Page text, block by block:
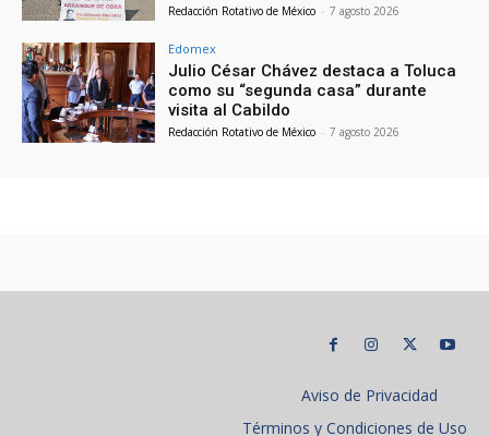
Redacción Rotativo de México - 7 agosto 2026
Edomex
Julio César Chávez destaca a Toluca
como su “segunda casa” durante
visita al Cabildo
Redacción Rotativo de México - 7 agosto 2026
Aviso de Privacidad
Términos y Condiciones de Uso